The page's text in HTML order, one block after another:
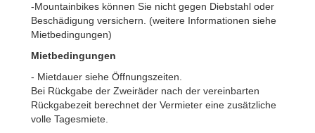
-Mountainbikes können Sie nicht gegen Diebstahl oder
Beschädigung versichern. (weitere Informationen siehe
Mietbedingungen)
Mietbedingungen
- Mietdauer siehe Öffnungszeiten.
Bei Rückgabe der Zweiräder nach der vereinbarten
Rückgabezeit berechnet der Vermieter eine zusätzliche
volle Tagesmiete.